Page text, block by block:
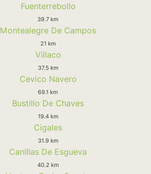
Fuenterrebollo
39.7 km
Montealegre De Campos
21 km
Villaco
37.5 km
Cevico Navero
69.1 km
Bustillo De Chaves
19.4 km
Cigales
31.9 km
Canillas De Esgueva
40.2 km